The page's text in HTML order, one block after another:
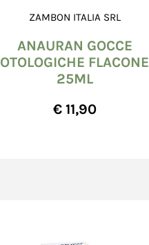
ZAMBON ITALIA SRL
ANAURAN GOCCE
OTOLOGICHE FLACONE
25ML
€ 11,90